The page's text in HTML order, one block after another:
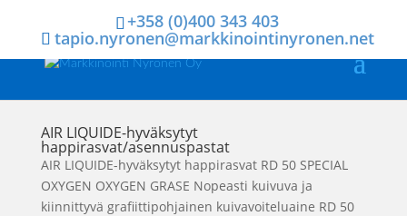
+358 (0)400 343 403
tapio.nyronen@markkinointinyronen.net
AIR LIQUIDE-hyväksytyt
happirasvat/asennuspastat
AIR LIQUIDE-hyväksytyt happirasvat RD 50 SPECIAL
OXYGEN OXYGEN GRASE Nopeasti kuivuva ja
kiinnittyvä grafiittipohjainen kuivavoiteluaine RD 50